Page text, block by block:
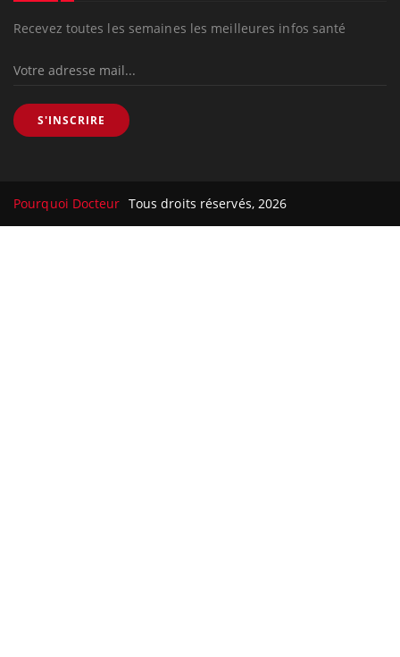
Recevez toutes les semaines les meilleures infos santé
S'INSCRIRE
Pourquoi Docteur Tous droits réservés, 2026